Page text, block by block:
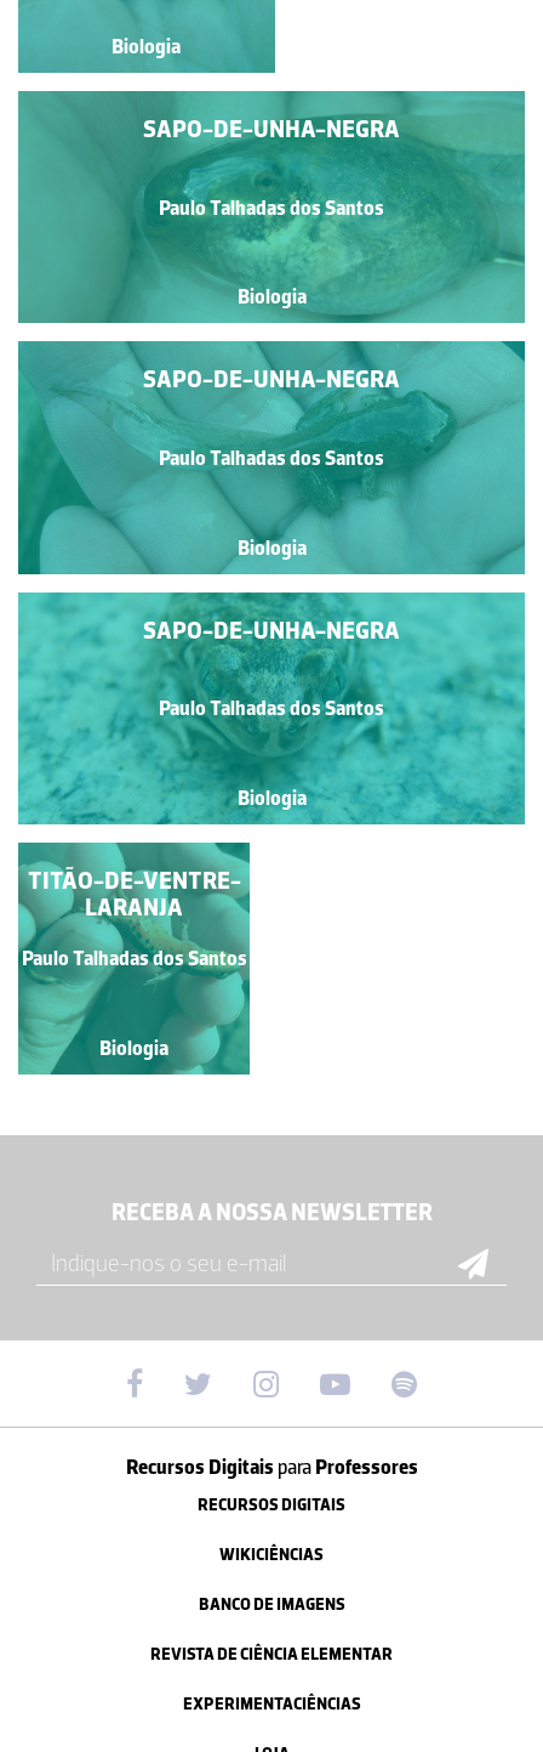
Biologia
SAPO-DE-UNHA-NEGRA
Paulo Talhadas dos Santos
Biologia
Biologia
SAPO-DE-UNHA-NEGRA
Paulo Talhadas dos Santos
Biologia
SAPO-DE-UNHA-NEGRA
Paulo Talhadas dos Santos
Biologia
TITÃO-DE-VENTRE-
LARANJA
Paulo Talhadas dos Santos
Biologia
RECEBA A NOSSA NEWSLETTER
Recursos Digitais paraProfessores
RECURSOS DIGITAIS
WIKICIÊNCIAS
BANCO DE IMAGENS
REVISTA DE CIÊNCIA ELEMENTAR
EXPERIMENTACIÊNCIAS